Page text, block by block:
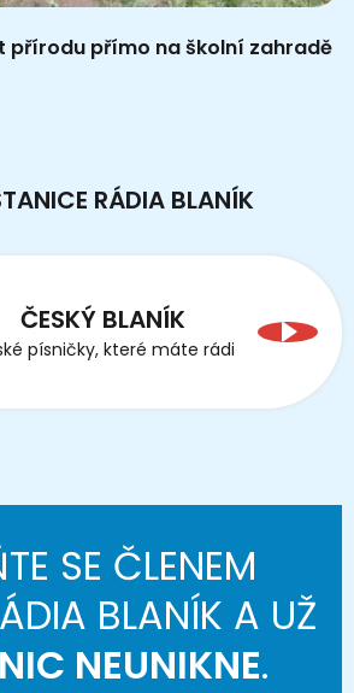
přírodu přímo na školní zahradě
RÁDIA BLANÍK
ČESKÝ BLANÍK
písničky, které máte rádi
SE ČLENEM
BLANÍK A UŽ
NIC NEUNIKNE.